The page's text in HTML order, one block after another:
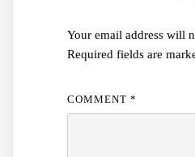
Your email address will
Required fields are
COMMENT *